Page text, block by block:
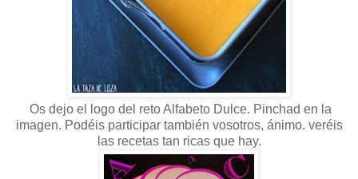
Os dejo el logo del reto Alfabeto Dulce. Pinchad en la
imagen. Podéis participar también vosotros, ánimo. veréis
las recetas tan ricas que hay.